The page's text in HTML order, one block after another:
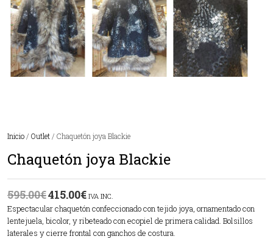
Inicio / Outlet / Chaquetón joya Blackie
Chaquetón joya Blackie
595.00€415.00€ IVA INC.
Espectacular chaquetón confeccionado con tejido joya, ornamentado con
lentejuela, bicolor, y ribeteado con ecopiel de primera calidad. Bolsillos
laterales y cierre frontal con ganchos de costura.